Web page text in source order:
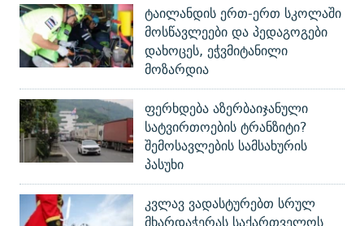
ტაილანდის ერთ-ერთ სკოლაში
მოსწავლეები და პედაგოგები
დახოცეს, ეჭვმიტანილი
მოზარდია
ფერხდება აზერბაიჯანული
სატვირთოების ტრანზიტი?
შემოსავლების სამსახურის
პასუხი
კვლავ ვადასტურებთ სრულ